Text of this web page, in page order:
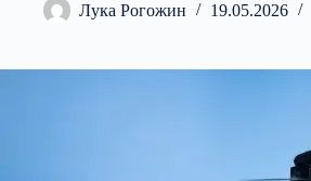
Лука Рогожин 19.05.2026